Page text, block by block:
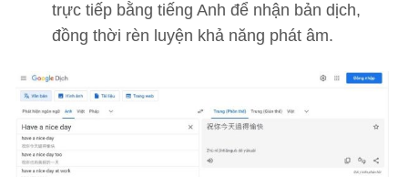
trực tiếp bằng tiếng Anh để nhận bản dịch,
đồng thời rèn luyện khả năng phát âm.